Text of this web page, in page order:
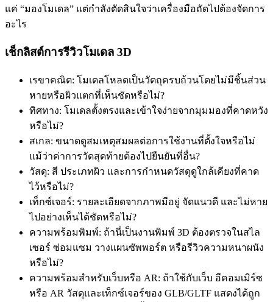
แค่ “มองโมเดล” แต่กำลังตัดสินใจว่าเครื่องมือถัดไปต้องจัดการ
อะไร
เช็กลิสต์การรีวิวโมเดล 3D
เรขาคณิต: โมเดลโหลดเป็นวัตถุครบถ้วนโดยไม่มีชิ้นส่วน
หายหรือผิวแตกที่เห็นชัดหรือไม่?
ทิศทาง: โมเดลตั้งตรงและเข้าใจง่ายจากมุมมองที่คาดหวัง
หรือไม่?
สเกล: ขนาดดูสมเหตุสมผลต่อการใช้งานที่ตั้งใจหรือไม่
แม้ว่าค่าการวัดสุดท้ายต้องไปยืนยันที่อื่น?
วัสดุ: สี ประเภทผิว และการกำหนดวัสดุดูใกล้เคียงที่คาด
ไว้หรือไม่?
เท็กซ์เจอร์: รายละเอียดจากภาพมีอยู่ จัดแนวดี และไม่หาย
ไปอย่างเห็นได้ชัดหรือไม่?
ความพร้อมพิมพ์: ถ้านี่เป็นงานพิมพ์ 3D ต้องตรวจในสไล
เซอร์ ซ่อมแซม วางแผนซัพพอร์ต หรือรีวิวความหนาผนัง
หรือไม่?
ความพร้อมสำหรับเว็บหรือ AR: ถ้าใช้กับเว็บ อีคอมเมิร์ซ
หรือ AR วัสดุและเท็กซ์เจอร์ของ GLB/GLTF แสดงได้ถูก